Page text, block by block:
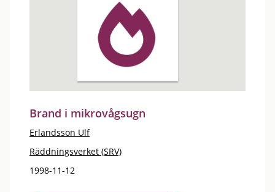
Brand i mikrovågsugn
Erlandsson Ulf
Räddningsverket (SRV)
1998-11-12